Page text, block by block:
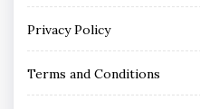
Privacy Policy
Terms and Conditions